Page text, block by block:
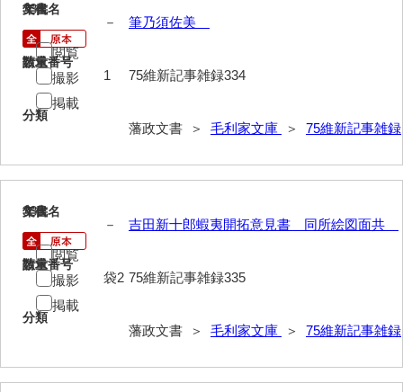
334
文書名
筆乃須佐美
請求番号
75維新記事雑録334
分類
藩政文書 ＞ 毛利家文庫 ＞ 75維新記事雑録
年代
－
数量
1
閲覧
撮影
掲載
335
文書名
吉田新十郎蝦夷開拓意見書 同所絵図面共
請求番号
75維新記事雑録335
分類
藩政文書 ＞ 毛利家文庫 ＞ 75維新記事雑録
年代
－
数量
袋2
閲覧
撮影
掲載